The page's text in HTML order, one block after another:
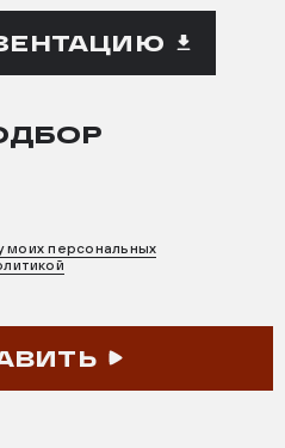
моих персональных